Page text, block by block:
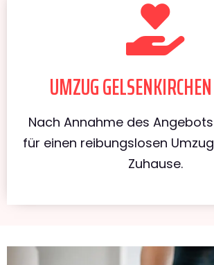
UMZUG
Nach Annahme des
für einen reibungslosen
Zuhause.